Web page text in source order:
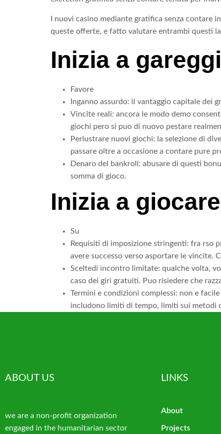
I nuovi casino mediante gratifica senza
queste offerte, e fatto valutare entrambi questi
Inizia a
Favore
Inganno assurdo: il vantaggio capitale dei
Vincite reali: ancora le modo demo
giochi pero si puo di nuovo pestare
Perlustrare nuovi giochi: la selezione di
passare oltre a occasione a contare pure
Denaro del bankroll: abusare di questi
somma di gioco.
Inizia a giocare
Su
Requisiti di imposizione stringenti: fra rso
avere successo verso asportare le vincite.
Sceltedi incontro limitate: qualche volta,
caso dei giri gratuiti. Puo risiedere che
Termini e condizioni complessi: non e
includono limiti di tempo, limiti sui metodi
ABOUT US
we are a non-profit organization
engaged in the humanitarian sector
LINKS
About
Projects